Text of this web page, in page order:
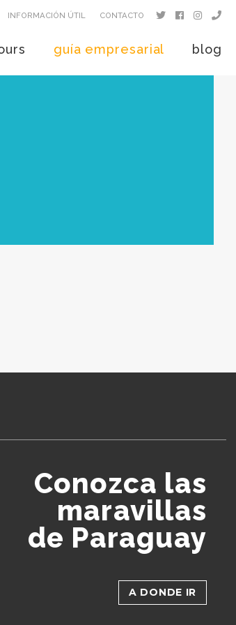
INFORMACIÓN ÚTIL CONTACTO
guía empresarial blog
Conozca las
maravillas
de Paraguay
A DONDE IR